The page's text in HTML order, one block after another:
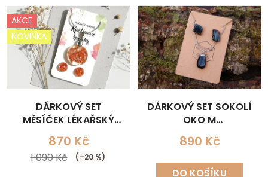
AKCE
NOVINKA
DÁRKOVÝ SET
MĚSÍČEK LÉKAŘSKÝ
KULATÝ
(NÁHRDELNÍK+NÁUŠNICE)
870 Kč
1 090 Kč (–20 %)
DÁRKOVÝ SET SOKOLÍ
OKO M
890 Kč
DO KOŠÍKU